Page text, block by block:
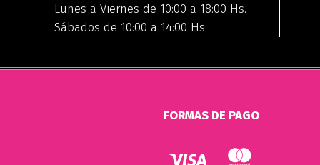
Lunes a Viernes de 10:00 a 18:00 Hs.
Sábados de 10:00 a 14:00 Hs
FORMAS DE PAGO